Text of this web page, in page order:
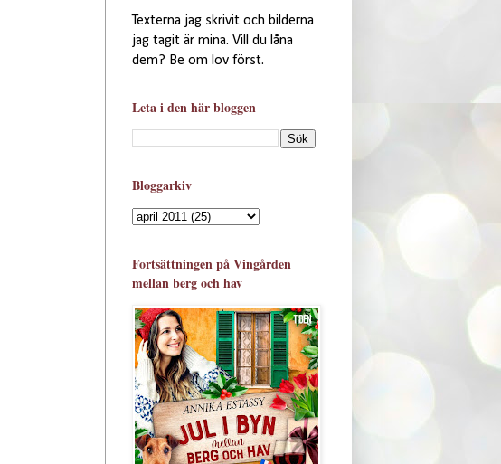
Texterna jag skrivit och bilderna
jag tagit är mina. Vill du låna
dem? Be om lov först.
Leta i den här bloggen
Bloggarkiv
Fortsättningen på Vingården
mellan berg och hav